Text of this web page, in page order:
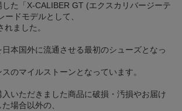
た「X-CALIBER GT (エクスカリバージーテ
ードモデルとして、
ました。
本国外に流通させる最初のシューズとなっ
のマイルストーンとなっています。
入いただきました商品に破損・汚損やお届け
場合以外の、